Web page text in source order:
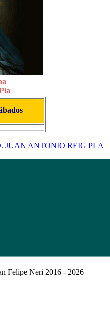
JUAN ANTONIO REIG PLA
Felipe Neri 2016 - 2026